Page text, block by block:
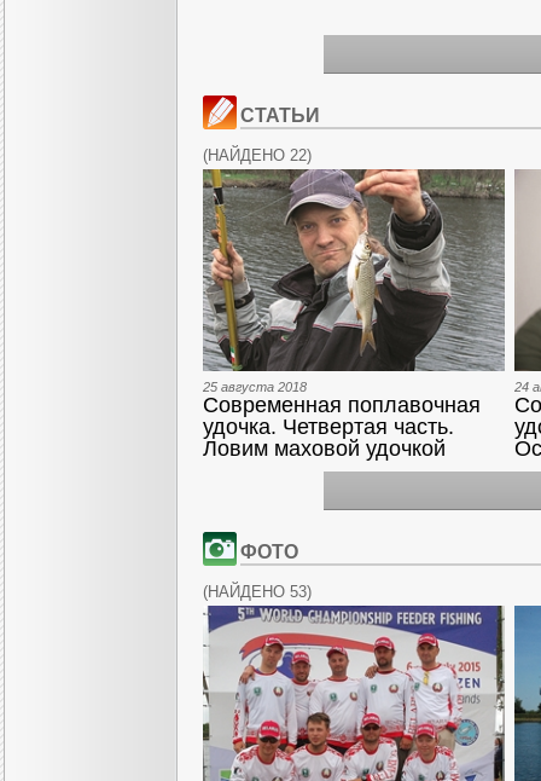
СТАТЬИ
(НАЙДЕНО 22)
25 августа 2018
Современная поплавочная
удочка. Четвертая часть.
Ловим маховой удочкой
24
ФОТО
(НАЙДЕНО 53)